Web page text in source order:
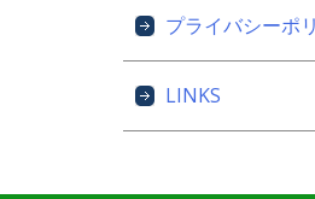
プライバシーポ
LINKS